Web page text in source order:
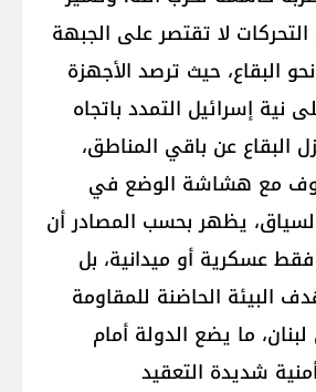
لا تقتصر على الجبهة
البقاع، حيث ترصد الأجهزة
نية إسرائيل التمدد باتجاه
البقاع عن باقي المناطق،
مع هشاشة الوضع في
يظهر بحسب المصادر أن
عسكرية أو ميدانية، بل
البيئة الحاضنة للمقاومة
ما يضع الدولة أمام
شديدة التعقيد